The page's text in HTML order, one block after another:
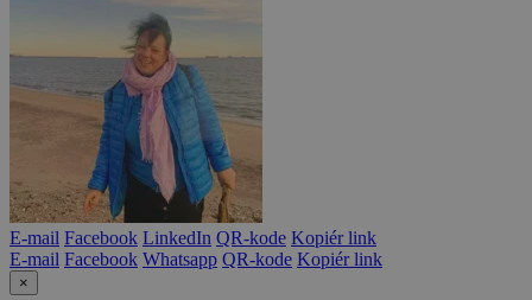
E-mail Facebook LinkedIn QR-kode Kopiér link
E-mail Facebook Whatsapp QR-kode Kopiér link
×